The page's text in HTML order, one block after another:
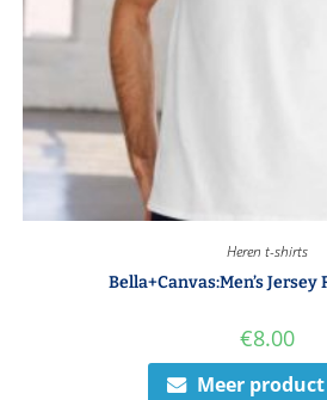
Heren t-shirts
Bella+Canvas:Men’s Jersey
€8.00
Meer